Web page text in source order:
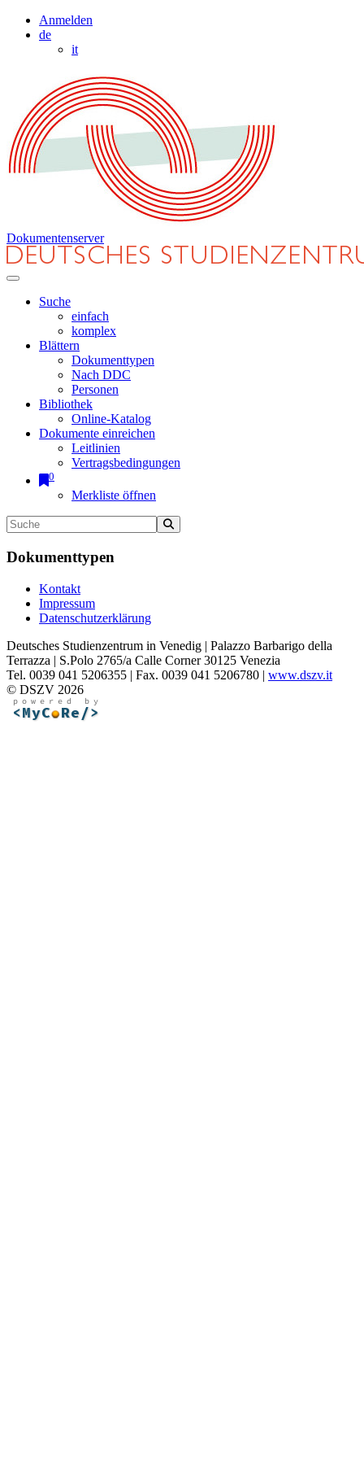
Anmelden
de
it
Dokumentenserver
Suche
einfach
komplex
Blättern
Dokumenttypen
Nach DDC
Personen
Bibliothek
Online-Katalog
Dokumente einreichen
Leitlinien
Vertragsbedingungen
0
Merkliste öffnen
Dokumenttypen
Kontakt
Impressum
Datenschutzerklärung
Deutsches Studienzentrum in Venedig | Palazzo Barbarigo della
Terrazza | S.Polo 2765/a Calle Corner 30125 Venezia
Tel. 0039 041 5206355 | Fax. 0039 041 5206780 | www.dszv.it
© DSZV 2026